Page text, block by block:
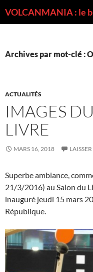
Archives par mot-clé :
ACTUALITÉS
IMAGES
LIVRE
MARS 16, 2018
Superbe ambiance,
21/3/2016) au Salon du
inauguré jeudi 15 mars
République.